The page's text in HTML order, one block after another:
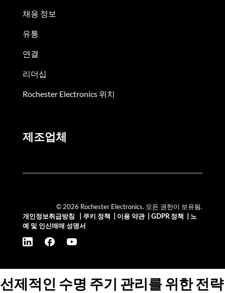
채용 정보
유통
연결
리더십
Rochester Electronics 위치
제조업체
© 2026 Rochester Electronics. 모든 권한이 보유됨.
개인정보취급방침
쿠키 정책 이용 약관| GDPR 정책
노
예 및 인신매매 성명서
선제적인 수명 주기 관리를 위한 전략